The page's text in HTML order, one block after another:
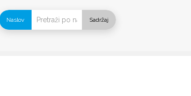
Naslov Sadržaj